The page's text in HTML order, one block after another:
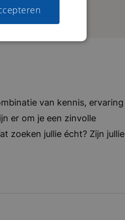
van kennis, ervaring
er om je een zinvolle
zoeken jullie écht? Zijn jullie